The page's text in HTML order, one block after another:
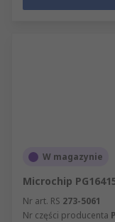
W magazynie
Microchip
Nr art. RS 273-5061
Nr części producenta